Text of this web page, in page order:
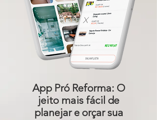
App Pró Reforma: O
jeito mais fácil de
planejar e orçar sua